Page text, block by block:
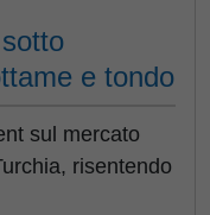
e tondo
sul mercato
risentendo